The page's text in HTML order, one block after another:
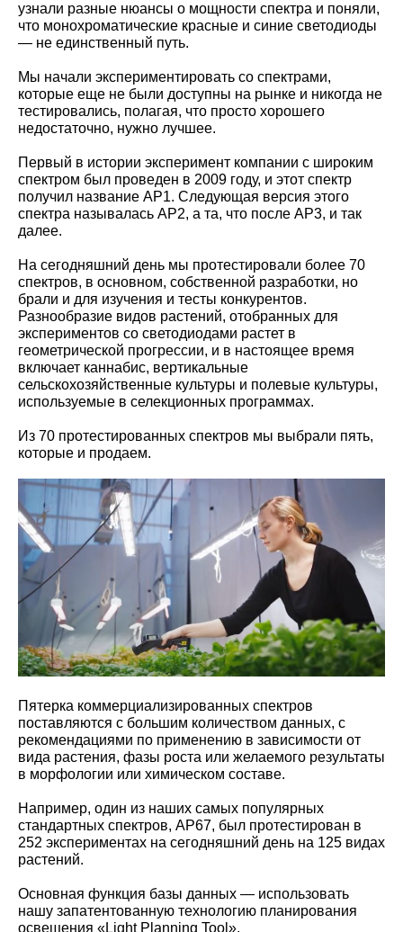
узнали разные нюансы о мощности спектра и поняли,
что монохроматические красные и синие светодиоды
— не единственный путь.
Мы начали экспериментировать со спектрами,
которые еще не были доступны на рынке и никогда не
тестировались, полагая, что просто хорошего
недостаточно, нужно лучшее.
Первый в истории эксперимент компании с широким
спектром был проведен в 2009 году, и этот спектр
получил название AP1. Следующая версия этого
спектра называлась AP2, а та, что после AP3, и так
далее.
На сегодняшний день мы протестировали более 70
спектров, в основном, собственной разработки, но
брали и для изучения и тесты конкурентов.
Разнообразие видов растений, отобранных для
экспериментов со светодиодами растет в
геометрической прогрессии, и в настоящее время
включает каннабис, вертикальные
сельскохозяйственные культуры и полевые культуры,
используемые в селекционных программах.
Из 70 протестированных спектров мы выбрали пять,
которые и продаем.
Пятерка коммерциализированных спектров
поставляются с большим количеством данных, с
рекомендациями по применению в зависимости от
вида растения, фазы роста или желаемого результаты
в морфологии или химическом составе.
Например, один из наших самых популярных
стандартных спектров, AP67, был протестирован в
252 экспериментах на сегодняшний день на 125 видах
растений.
Основная функция базы данных — использовать
нашу запатентованную технологию планирования
освещения «Light Planning Tool».